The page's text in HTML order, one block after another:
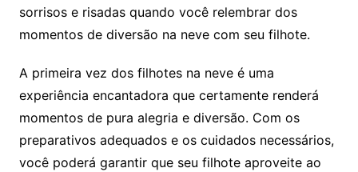
sorrisos e risadas quando você relembrar dos
momentos de diversão na neve com seu filhote.
A primeira vez dos filhotes na neve é uma
experiência encantadora que certamente renderá
momentos de pura alegria e diversão. Com os
preparativos adequados e os cuidados necessários,
você poderá garantir que seu filhote aproveite ao